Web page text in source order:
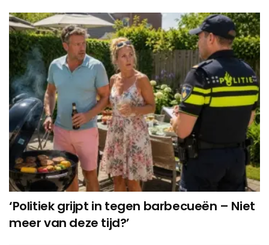
‘Politiek grijpt in tegen barbecueën – Niet
meer van deze tijd?’